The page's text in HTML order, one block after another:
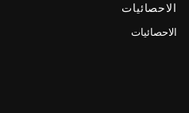
الاحصائيات
الاحصائيات